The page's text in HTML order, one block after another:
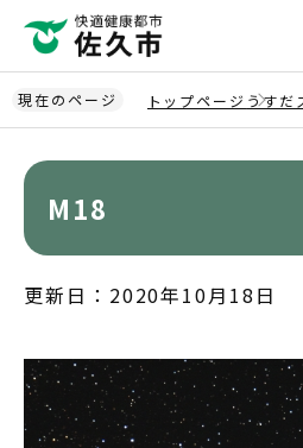
ペ
ー
ジ
現在のページ トップページ うすだ
M18
更新日：2020年10月18日